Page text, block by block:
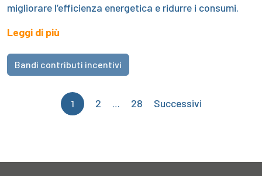
migliorare l’efficienza energetica e ridurre i consumi.
Leggi di più
Bandi contributi incentivi
Paginazione
articoli
1 2 … 28 Successivi